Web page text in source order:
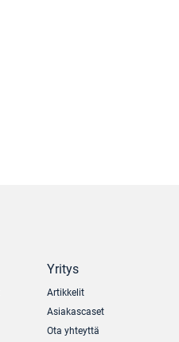
Yritys
Artikkelit
Asiakascaset
Ota yhteyttä